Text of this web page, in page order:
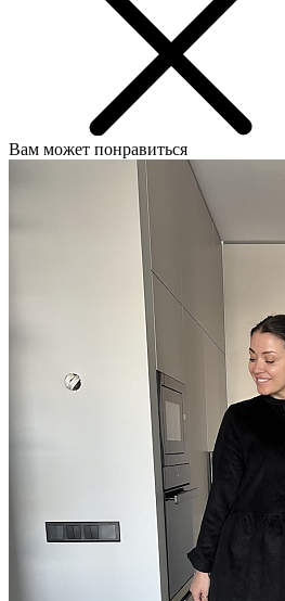
Вам может понравиться